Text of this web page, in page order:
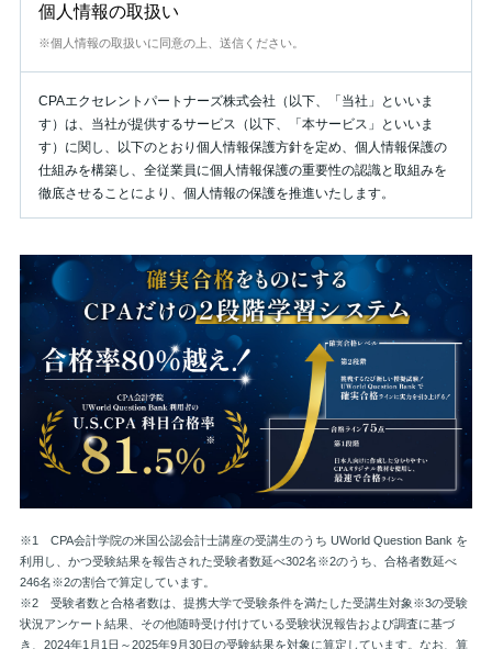
個人情報の取扱い
※個人情報の取扱いに同意の上、送信ください。
CPAエクセレントパートナーズ株式会社（以下、「当社」といいま
す）は、当社が提供するサービス（以下、「本サービス」といいま
す）に関し、以下のとおり個人情報保護方針を定め、個人情報保護の
仕組みを構築し、全従業員に個人情報保護の重要性の認識と取組みを
徹底させることにより、個人情報の保護を推進いたします。
当社は、お客様の個人情報を正確かつ最新の状態に保ち、個人情報へ
の不正アクセス・紛失・破損・改ざん・漏洩などを防止するため、セ
キュリティシステムの維持・管理体制の整備・社員教育の徹底等の必
要な措置を講じ、個人情報の厳重な管理を行います。
2.個人情報の定義
「個人情報」とは、生存する個人に関する情報であって、次の各号の
いずれかに該当するものをいいます（個人情報の保護に関する法律第
2条1項）。
・当該情報に含まれる氏名、生年月日その他の記述等（文書、図画若
知覚によっては認識することができない方式をいう。次項第二号にお
いて同じ。）で作られる記録をいう。以下同じ。）に記載され、若し
くは記録され、又は音声、動作その他の方法を用いて表された一切の
事項（個人識別符号を除く。）をいう。以下同じ。）により特定の個
人を識別することができるもの（他の情報と容易に照合することがで
※1 CPA会計学院の米国公認会計士講座の受講生のうち UWorld Question Bank を
利用し、かつ受験結果を報告された受験者数延べ302名※2のうち、合格者数延べ
246名※2の割合で算定しています。
※2 受験者数と合格者数は、提携大学で受験条件を満たした受講生対象※3の受験
状況アンケート結果、その他随時受け付けている受験状況報告および調査に基づ
き、2024年1月1日～2025年9月30日の受験結果を対象に算定しています。なお、算